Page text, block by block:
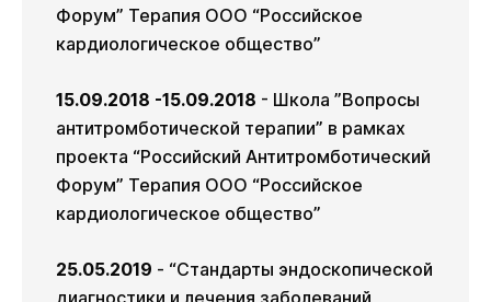
Форум” Терапия ООО “Российское
кардиологическое общество”
15.09.2018 -15.09.2018 - Школа ”Вопросы
антитромботической терапии” в рамках
проекта “Российский Антитромботический
Форум” Терапия ООО “Российское
кардиологическое общество”
25.05.2019 - “Стандарты эндоскопической